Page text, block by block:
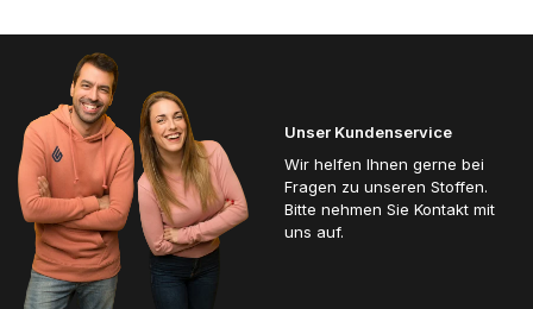
Unser Kundenservice
Wir helfen Ihnen gerne bei
Fragen zu unseren Stoffen.
Bitte nehmen Sie Kontakt mit
uns auf.